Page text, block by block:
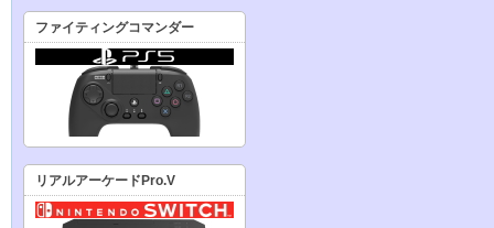
ファイティングコマンダー
リアルアーケードPro.V